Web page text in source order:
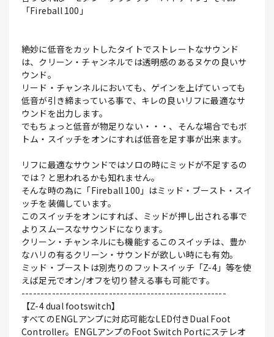
「Fireball 100」
絶妙に低音をカットしたタイトでストレートなサウンド
は、クリーン・チャンネルでは透明感のあるヌケの良いサ
ウンド。
リード・チャンネルにおいても、ゲインを上げていっても
低音が引き締まっている事で、キレの良いリフに最適なサ
ウンドを出力します。
でもちょっと低音が物足りない・・・、そんな場合でもボ
トム・スイッチをオンにすれば低音を足す事が出来ます。
リフに最適なサウンドではソロの時にミッドが不足するの
では？と思われるかも知れません。
そんな時の為に「Fireball 100」はミッド・ブースト・スイ
ッチを装備しています。
このスイッチをオンにすれば、ミッドが押し出される事で
よりスムースなサウンドになります。
クリーン・チャンネルにも機能するこのスイッチは、豊か
なハリの有るクリーン・サウンドが欲しい時にも有効。
ミッド・ブーストは別売りのフットスイッチ「Z-4」等を使
えば足元でオン/オフを切り替える事も可能です。
------------------------------------------------------
【Z-4 dual footswitch】
すべてのENGLアンプに対応可能なLED付きDual Foot
Controller。ENGLアンプのFoot Switch Portにステレオ